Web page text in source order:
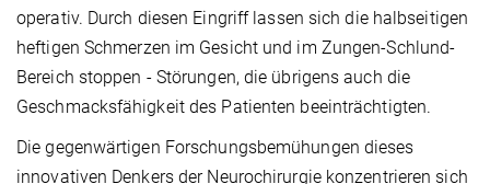
operativ. Durch diesen Eingriff lassen sich die halbseitigen
heftigen Schmerzen im Gesicht und im Zungen-Schlund-
Bereich stoppen - Störungen, die übrigens auch die
Geschmacksfähigkeit des Patienten beeinträchtigten.
Die gegenwärtigen Forschungsbemühungen dieses
innovativen Denkers der Neurochirurgie konzentrieren sich